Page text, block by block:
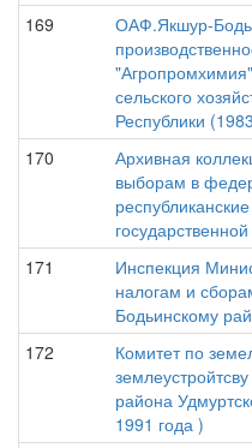
169
ОАФ.Якшур-
сельского
Республики
170
Архивная
выборам в
171
Инспекция
налогам и
Бодьинскому
172
Комитет по
района
1991 года )